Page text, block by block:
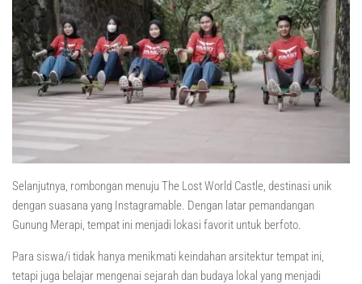
Selanjutnya, rombongan menuju The Lost World Castle, destinasi unik
dengan suasana yang Instagramable. Dengan latar pemandangan
Gunung Merapi, tempat ini menjadi lokasi favorit untuk berfoto.
Para siswa/i tidak hanya menikmati keindahan arsitektur tempat ini,
tetapi juga belajar mengenai sejarah dan budaya lokal yang menjadi